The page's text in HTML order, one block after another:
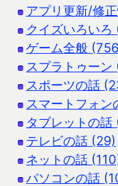
アプリ更新/修
クイズいろいろ
ゲーム全般
スプラトゥー
スポーツの話
スマートフォ
タブレットの話
テレビの話 (29)
ネットの話
パソコンの話